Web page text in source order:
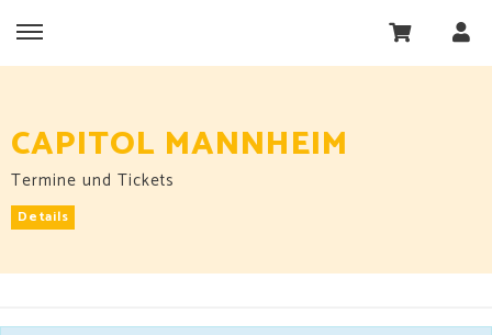
CAPITOL MANNHEIM
Termine und Tickets
Details